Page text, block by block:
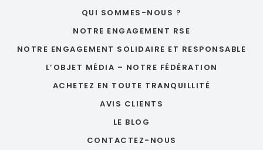
QUI SOMMES-NOUS ?
NOTRE ENGAGEMENT RSE
NOTRE ENGAGEMENT SOLIDAIRE ET RESPONSABLE
L’OBJET MÉDIA – NOTRE FÉDÉRATION
ACHETEZ EN TOUTE TRANQUILLITÉ
AVIS CLIENTS
LE BLOG
CONTACTEZ-NOUS